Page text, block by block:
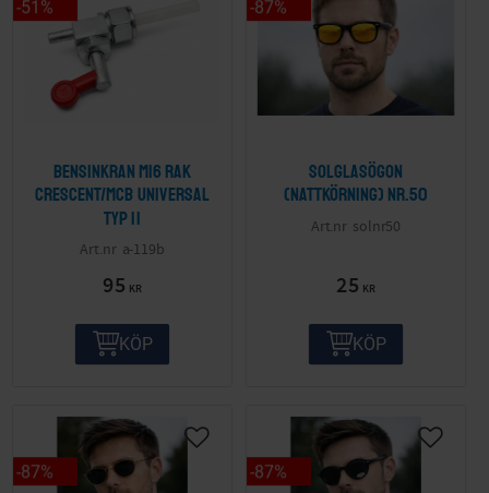
Bensinkran M16 Rak
Crescent/MCB Universal
Typ II
a-119b
95 KR
51 %
KÖP
Solglasögon
(nattkörning) nr.50
solnr50
25 KR
87%
KÖP
87% 87%